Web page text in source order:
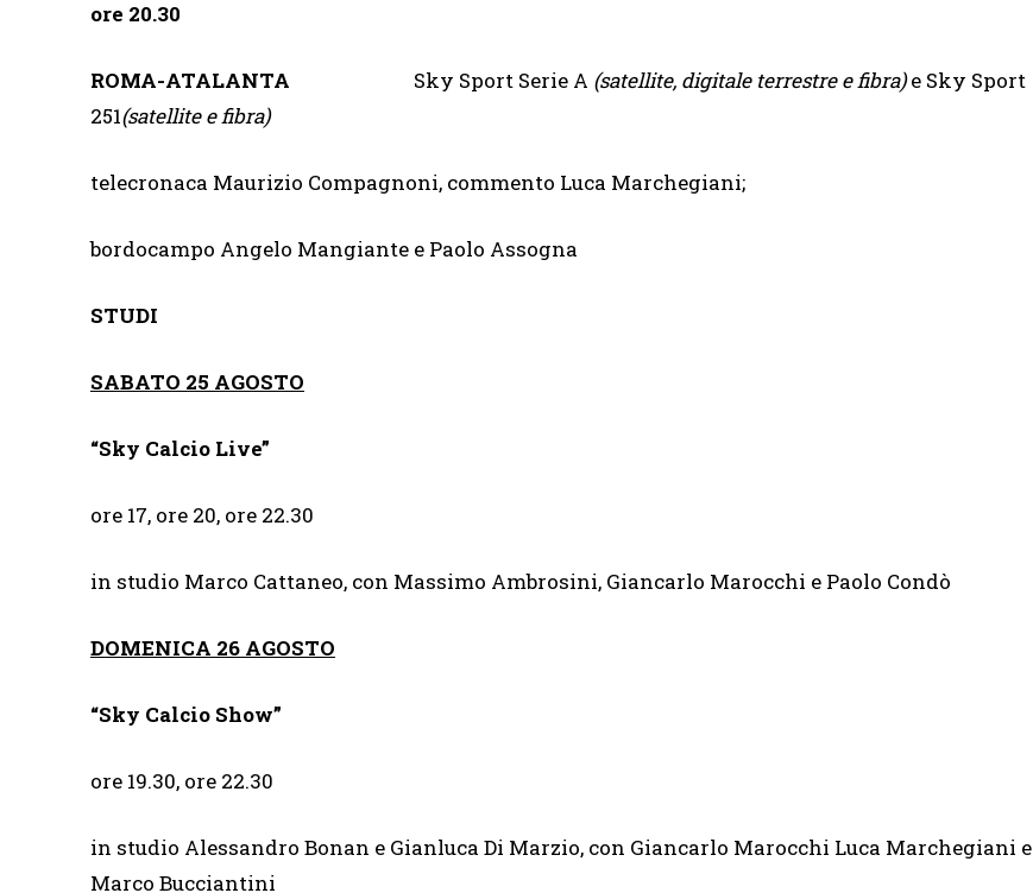
ore 20.30
ROMA-ATALANTA Sky Sport Serie A (satellite, digitale terrestre e fibra)e Sky Sport
251(satellite e fibra)
telecronaca Maurizio Compagnoni, commento Luca Marchegiani;
bordocampo Angelo Mangiante e Paolo Assogna
STUDI
SABATO 25 AGOSTO
“Sky Calcio Live”
ore 17, ore 20, ore 22.30
in studio Marco Cattaneo, con Massimo Ambrosini, Giancarlo Marocchi e Paolo Condò
DOMENICA 26 AGOSTO
“Sky Calcio Show”
ore 19.30, ore 22.30
in studio Alessandro Bonan e Gianluca Di Marzio, con Giancarlo Marocchi Luca Marchegiani e
Marco Bucciantini